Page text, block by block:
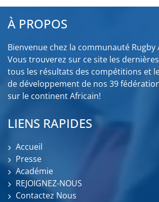
À PROPOS
Bienvenue chez la communauté Rugby
Vous trouverez sur ce site les
tous les résultats des compétitions et
de développement de nos 39
sur le continent Africain!
LIENS RAPIDES
Accueil
Presse
Académie
REJOIGNEZ-NOUS
Contactez Nous